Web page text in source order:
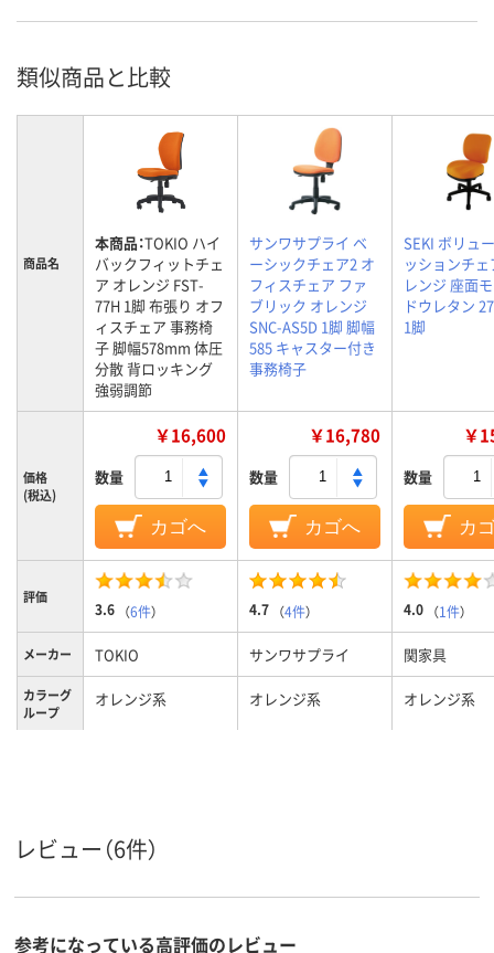
類似商品と比較
商品名
本商品：TOKIO ハイ
バックフィットチェ
ア オレンジ FST-
77H 1脚 布張り オフ
ィスチェア 事務椅
子 脚幅578mm 体圧
分散 背ロッキング
強弱調節
サンワサプライ ベ
ーシックチェア2 オ
フィスチェア ファ
ブリック オレンジ
SNC-AS5D 1脚 脚幅
585 キャスター付き
事務椅子
SEKI ボリュ
ッションチェ
レンジ 座面
ドウレタン
1脚
価格
(税込)
￥16,600
数量
カゴへ
￥16,780
数量
カゴへ
￥
数量
カ
評価
3.6 （6件） 4.7 （4件） 4.0 （1件）
メーカー TOKIO サンワサプライ 関家具
カラーグ
ループ
オレンジ系 オレンジ系 オレンジ系
レビュー（6件）
参考になっている高評価のレビュー